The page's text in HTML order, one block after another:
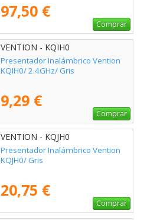
97,50 €
Comprar
VENTION - KQIH0
Presentador Inalámbrico Vention
KQIH0/ 2.4GHz/ Gris
9,29 €
Comprar
VENTION - KQJH0
Presentador Inalámbrico Vention
KQJH0/ Gris
20,75 €
Comprar